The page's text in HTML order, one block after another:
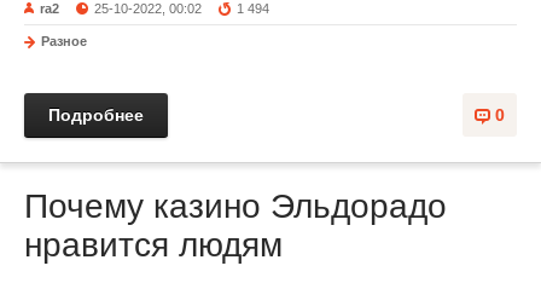
ra2 25-10-2022, 00:02 1 494
Разное
0
Подробнее
Почему казино Эльдорадо
нравится людям